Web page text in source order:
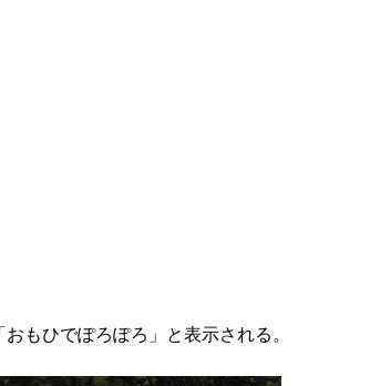
もひでぽろぽろ」と表示される。